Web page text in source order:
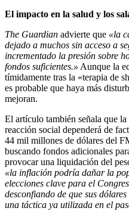
El impacto en la salud y los
The Guardian advierte que «la
dejado a muchos sin acceso a
incrementado la presión sobre
fondos suficientes.» Aunque la
tímidamente tras la «terapia de
es probable que haya más
mejoran.
El artículo también señala que
reacción social dependerá de
44 mil millones de dólares del
buscando fondos adicionales
provocar una liquidación del
«la inflación podría dañar la
elecciones clave para el
desconfiando de que sus
una táctica ya utilizada en el